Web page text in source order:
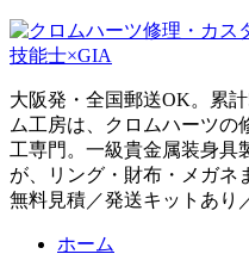
大阪発・全国郵送OK。累
ム工房は、クロムハーツの
工専門。一級貴金属装身具
が、リング・財布・メガネ
無料見積／発送キットあり
ホーム